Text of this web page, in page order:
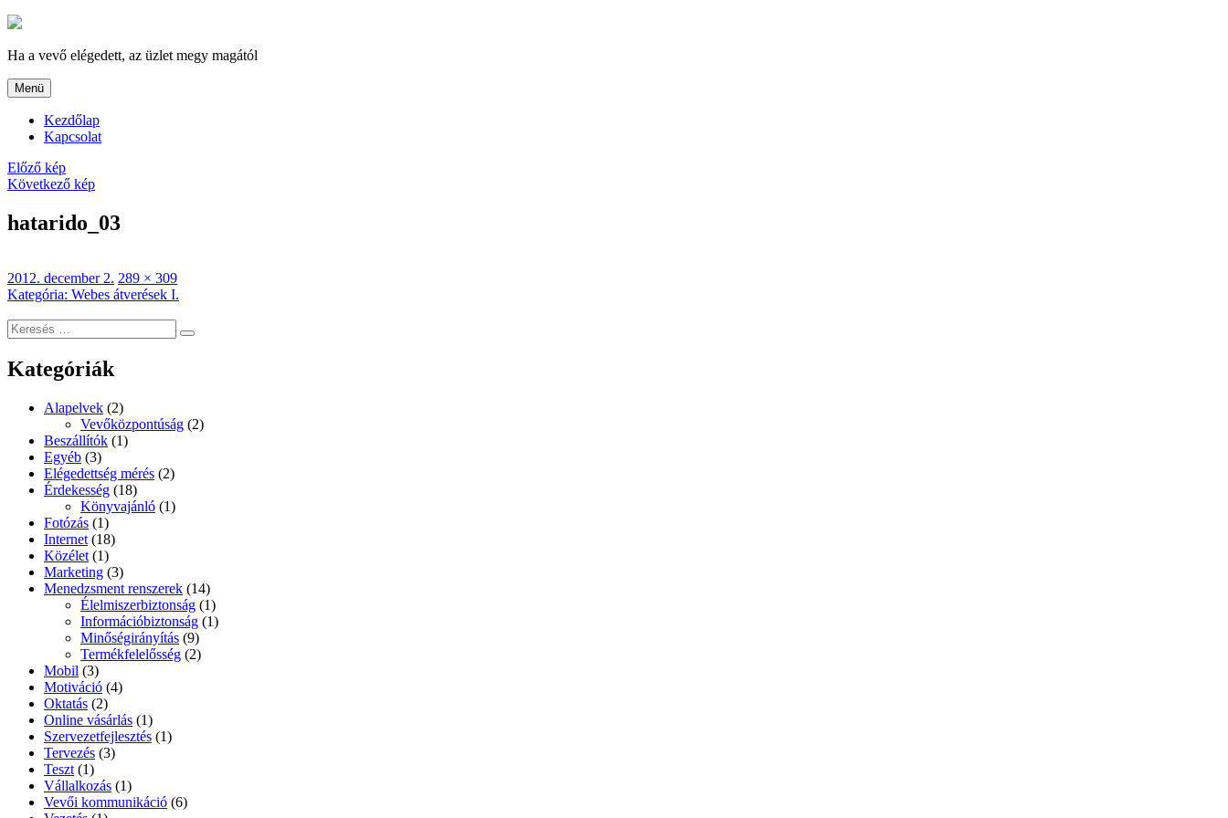
Tartalomhoz
Ha a vevő elégedett, az üzlet megy magától
Menü
Kezdőlap
Kapcsolat
Előző kép
Következő kép
hatarido_03
Közzétéve
2012. december 2. Teljes
méret
289 × 309
Bejegyzés
navigáció
Kategória: Webes átverések I.
Keresés
a
következő
kifejezésre:
Keresés
Kategóriák
Alapelvek (2)
Vevőközpontúság (2)
Beszállítók (1)
Egyéb (3)
Elégedettség mérés (2)
Érdekesség (18)
Könyvajánló (1)
Fotózás (1)
Internet (18)
Közélet (1)
Marketing (3)
Menedzsment renszerek (14)
Élelmiszerbiztonság (1)
Információbiztonság (1)
Minőségirányítás (9)
Termékfelelősség (2)
Mobil (3)
Motiváció (4)
Oktatás (2)
Online vásárlás (1)
Szervezetfejlesztés (1)
Tervezés (3)
Teszt (1)
Vállalkozás (1)
Vevői kommunikáció (6)